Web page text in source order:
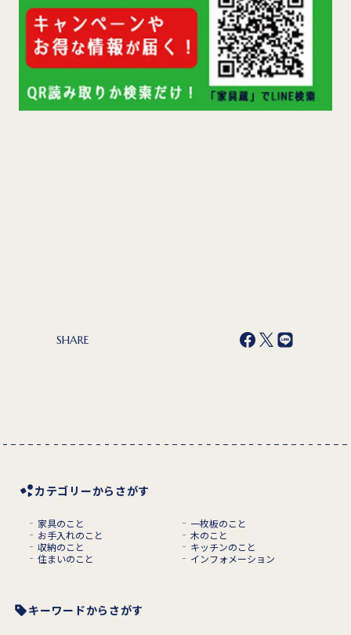
SHARE
カテゴリーからさがす
家具のこと
一枚板のこと
お手入れのこと
木のこと
収納のこと
キッチンのこと
住まいのこと
インフォメーション
キーワードからさがす